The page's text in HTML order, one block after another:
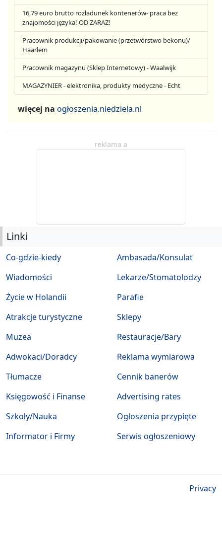
16,79 euro brutto rozładunek kontenerów- praca bez
znajomości języka! OD ZARAZ!
Pracownik produkcji/pakowanie (przetwórstwo bekonu)/
Haarlem
Pracownik magazynu (Sklep Internetowy) - Waalwijk
MAGAZYNIER - elektronika, produkty medyczne - Echt
więcej na ogłoszenia.niedziela.nl
reklama a
Linki
Co-gdzie-kiedy
Wiadomości
Życie w Holandii
Atrakcje turystyczne
Muzea
Ambasada/Konsulat
Lekarze/Stomatolodzy
Parafie
Sklepy
Restauracje/Bary
Adwokaci/Doradcy
Tłumacze
Księgowość i Finanse
Szkoły/Nauka
Informator i Firmy
Reklama wymiarowa
Cennik banerów
Advertising rates
Ogłoszenia przypięte
Serwis ogłoszeniowy
Privacy